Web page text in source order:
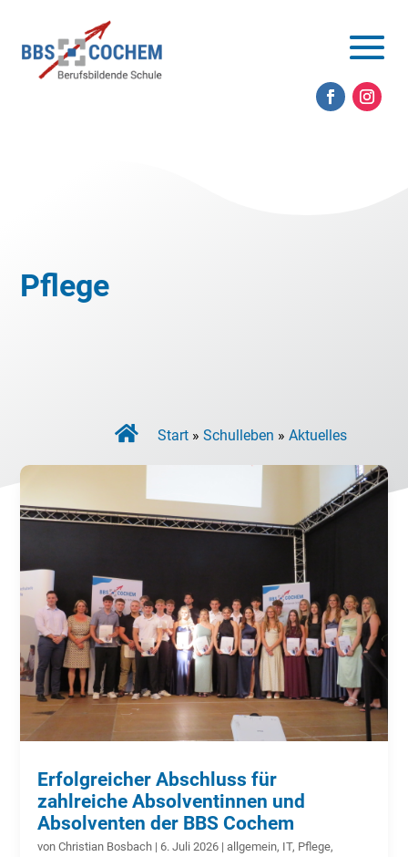
Pflege
 Start» Schulleben » Aktuelles
Erfolgreicher Abschluss für
zahlreiche Absolventinnen und
Absolventen der BBS Cochem
vonChristian Bosbach | 6. Juli 2026 |allgemein, IT, Pflege,